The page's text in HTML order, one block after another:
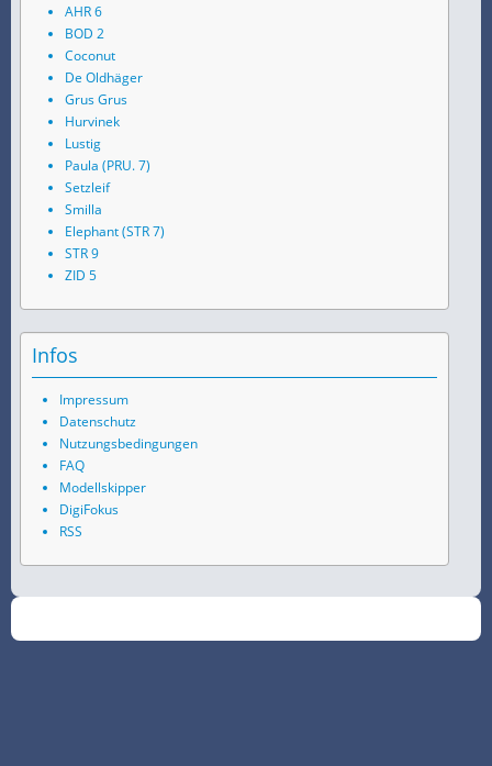
AHR 6
BOD 2
Coconut
De Oldhäger
Grus Grus
Hurvinek
Lustig
Paula (PRU. 7)
Setzleif
Smilla
Elephant (STR 7)
STR 9
ZID 5
Infos
Impressum
Datenschutz
Nutzungsbedingungen
FAQ
Modellskipper
DigiFokus
RSS